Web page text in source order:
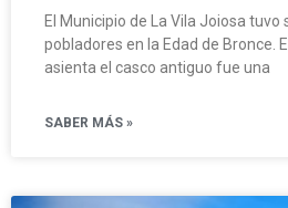
El Municipio de La Vila Joiosa tuvo
pobladores en la Edad de Bronce.
asienta el casco antiguo fue una
SABER MÁS »